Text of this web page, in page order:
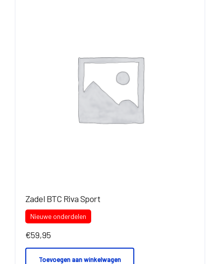
Zadel BTC Riva Sport
Nieuwe onderdelen
€59,95
Toevoegen aan winkelwagen